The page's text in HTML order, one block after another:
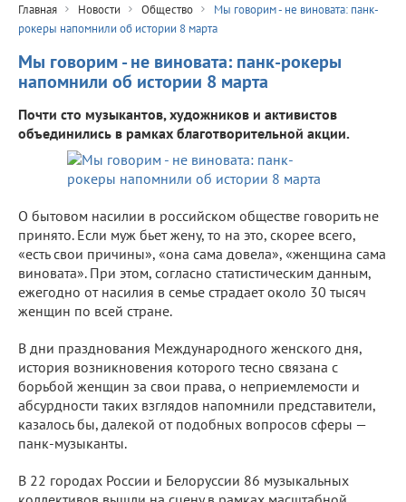
Главная Новости Общество
Мы говорим - не виновата: панк-
рокеры напомнили об истории 8 марта
Мы говорим - не виновата: панк-рокеры
напомнили об истории 8 марта
Почти сто музыкантов, художников и активистов
объединились в рамках благотворительной акции.
О бытовом насилии в российском обществе говорить не
принято. Если муж бьет жену, то на это, скорее всего,
«есть свои причины», «она сама довела», «женщина сама
виновата». При этом, согласно статистическим данным,
ежегодно от насилия в семье страдает около 30 тысяч
женщин по всей стране.
В дни празднования Международного женского дня,
история возникновения которого тесно связана с
борьбой женщин за свои права, о неприемлемости и
абсурдности таких взглядов напомнили представители,
казалось бы, далекой от подобных вопросов сферы —
панк-музыканты.
В 22 городах России и Белоруссии 86 музыкальных